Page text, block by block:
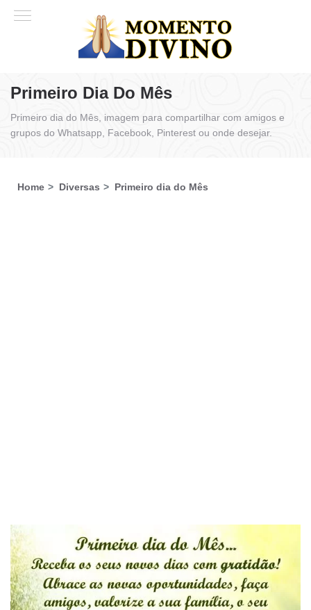
Primeiro Dia Do Mês
Primeiro dia do Mês, imagem para compartilhar com amigos e
grupos do Whatsapp, Facebook, Pinterest ou onde desejar.
Home Diversas Primeiro dia do Mês